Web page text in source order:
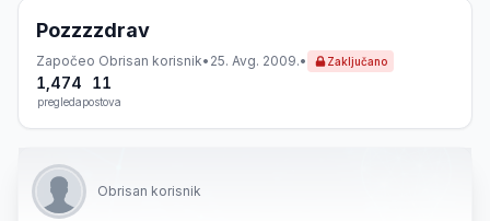
Pozzzzdrav
Započeo Obrisan korisnik• 25. Avg. 2009.• Zaključano
1,474
pregleda
11
postova
Obrisan korisnik